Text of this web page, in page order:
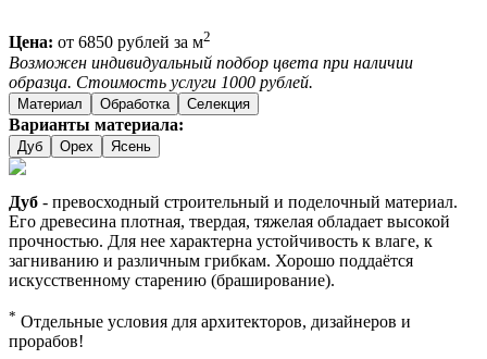
Цена: от 6850 рублей за м2
Возможен индивидуальный подбор цвета при наличии
образца. Стоимость услуги 1000 рублей.
Материал Обработка Селекция
Варианты материала:
Дуб Орех Ясень
Дуб - превосходный строительный и поделочный материал.
Его древесина плотная, твердая, тяжелая обладает высокой
прочностью. Для нее характерна устойчивость к влаге, к
загниванию и различным грибкам. Хорошо поддаётся
искусственному старению (браширование).
* Отдельные условия для архитекторов, дизайнеров и
прорабов!